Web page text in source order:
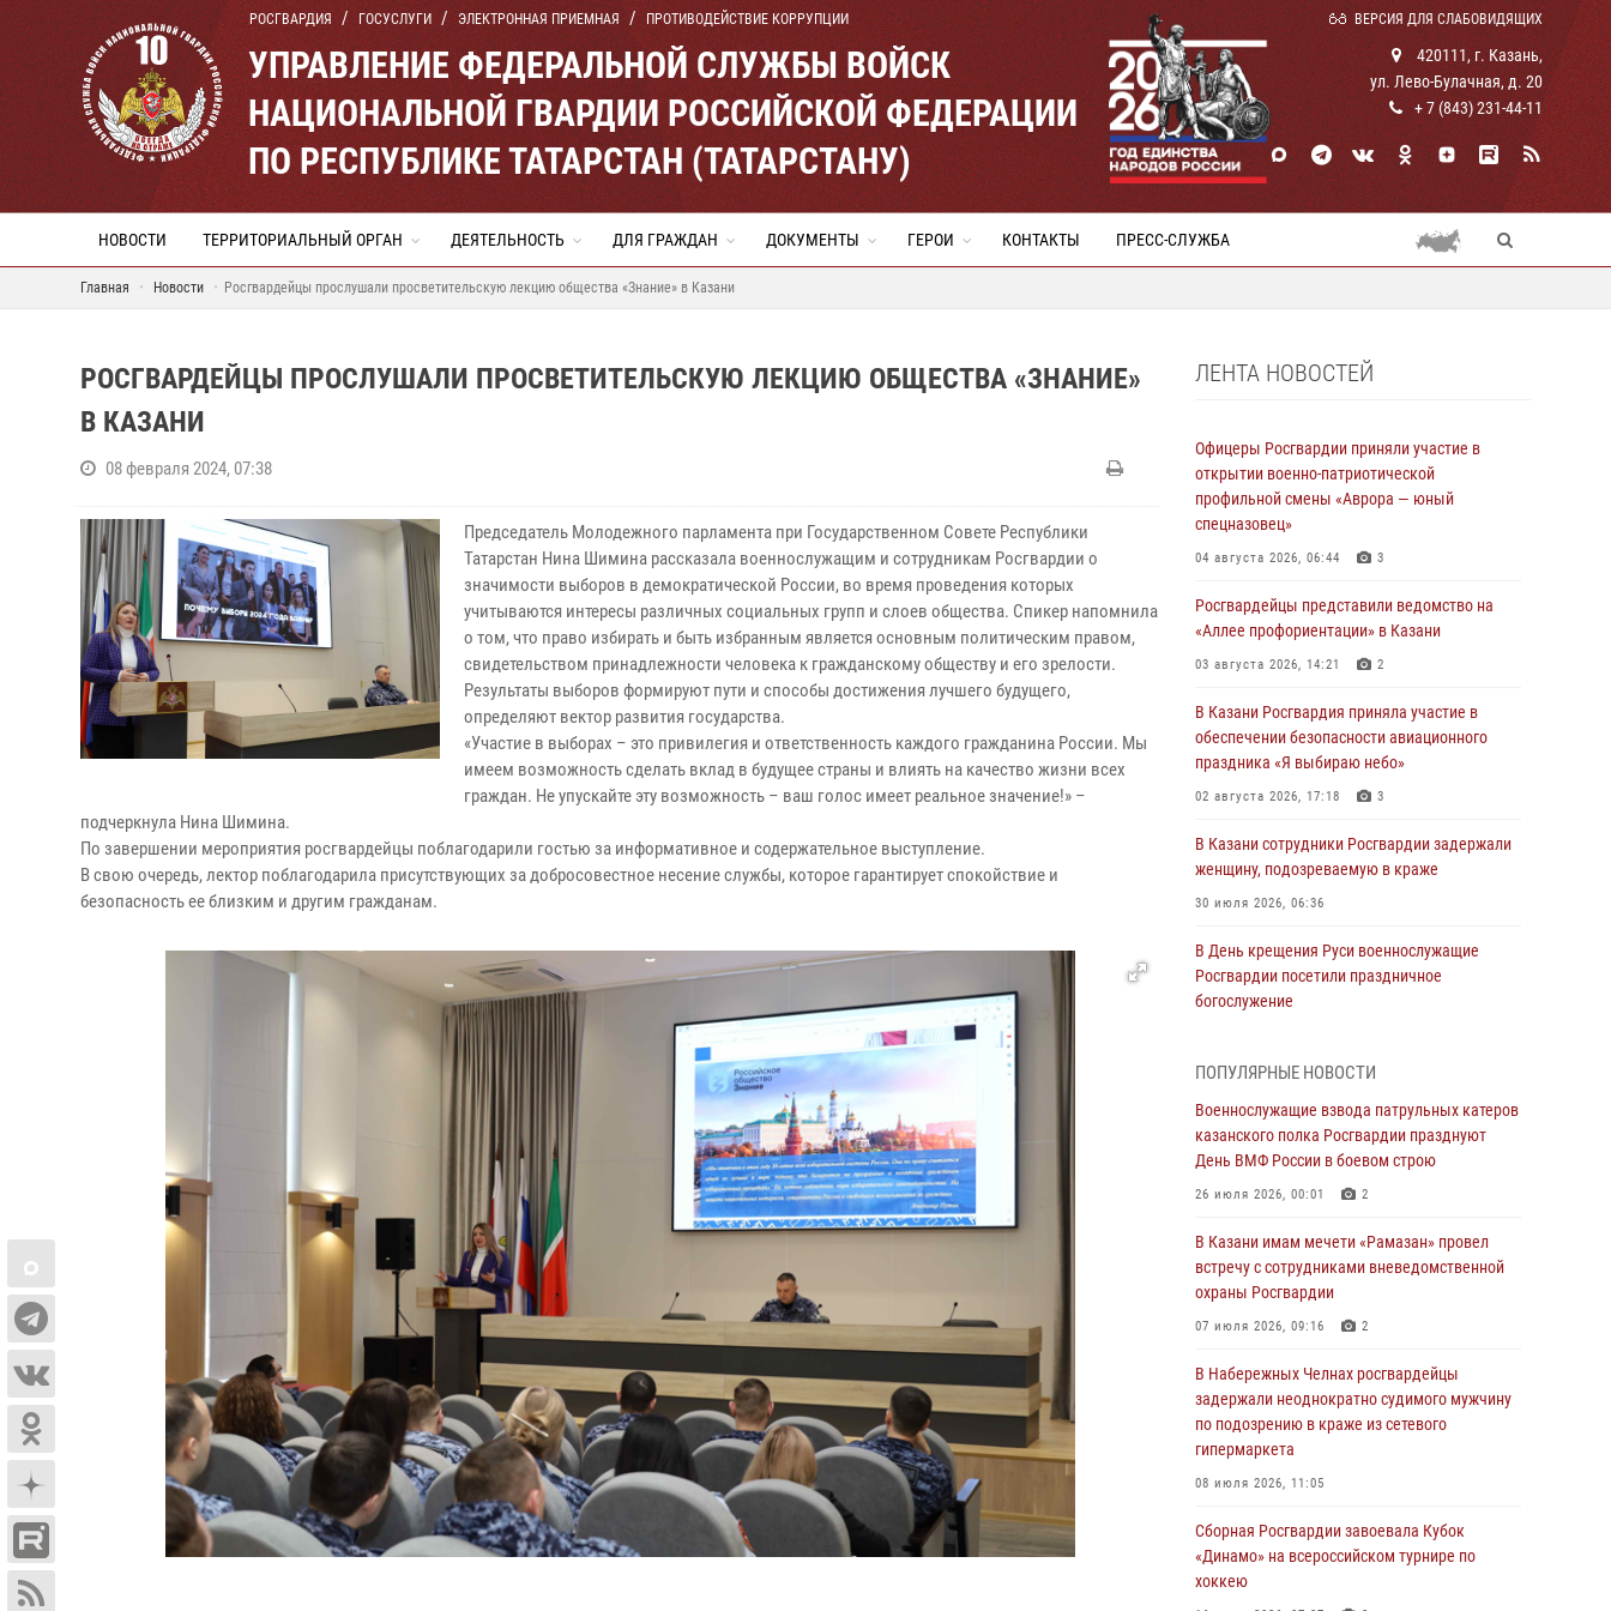
РОСГВАРДИЯ ГОСУСЛУГИ ЭЛЕКТРОННАЯ ПРИЕМНАЯ ПРОТИВОДЕЙСТВИЕ КОРРУПЦИИ ВЕРСИЯ ДЛЯ СЛАБОВИДЯЩИХ
УПРАВЛЕНИЕ ФЕДЕРАЛЬНОЙ СЛУЖБЫ ВОЙСК
НАЦИОНАЛЬНОЙ ГВАРДИИ РОССИЙСКОЙ ФЕДЕРАЦИИ
ПО РЕСПУБЛИКЕ ТАТАРСТАН (ТАТАРСТАНУ)
420111, г. Казань,
ул. Лево-Булачная, д. 20
+ 7 (843) 231-44-11
НОВОСТИ ТЕРРИТОРИАЛЬНЫЙ ОРГАН ДЕЯТЕЛЬНОСТЬ ДЛЯ ГРАЖДАН ДОКУМЕНТЫ ГЕРОИ КОНТАКТЫ ПРЕСС-СЛУЖБА
Главная Новости Росгвардейцы прослушали просветительскую лекцию общества «Знание» в Казани
РОСГВАРДЕЙЦЫ ПРОСЛУШАЛИ ПРОСВЕТИТЕЛЬСКУЮ ЛЕКЦИЮ ОБЩЕСТВА «ЗНАНИЕ»
В КАЗАНИ
08 февраля 2024, 07:38
Председатель Молодежного парламента при Государственном Совете Республики
Татарстан Нина Шимина рассказала военнослужащим и сотрудникам Росгвардии о
значимости выборов в демократической России, во время проведения которых
учитываются интересы различных социальных групп и слоев общества. Спикер напомнила
о том, что право избирать и быть избранным является основным политическим правом,
свидетельством принадлежности человека к гражданскому обществу и его зрелости.
Результаты выборов формируют пути и способы достижения лучшего будущего,
определяют вектор развития государства.
«Участие в выборах – это привилегия и ответственность каждого гражданина России. Мы
имеем возможность сделать вклад в будущее страны и влиять на качество жизни всех
граждан. Не упускайте эту возможность – ваш голос имеет реальное значение!» –
подчеркнула Нина Шимина.
По завершении мероприятия росгвардейцы поблагодарили гостью за информативное и содержательное выступление.
В свою очередь, лектор поблагодарила присутствующих за добросовестное несение службы, которое гарантирует спокойствие и
безопасность ее близким и другим гражданам.
ЛЕНТА НОВОСТЕЙ
Офицеры Росгвардии приняли участие в
открытии военно-патриотической
профильной смены «Аврора — юный
спецназовец»
04 августа 2026, 06:44 3
Росгвардейцы представили ведомство на
«Аллее профориентации» в Казани
03 августа 2026, 14:21 2
В Казани Росгвардия приняла участие в
обеспечении безопасности авиационного
праздника «Я выбираю небо»
02 августа 2026, 17:18 3
В Казани сотрудники Росгвардии задержали
женщину, подозреваемую в краже
30 июля 2026, 06:36
В День крещения Руси военнослужащие
Росгвардии посетили праздничное
богослужение
Военнослужащие взвода патрульных катеров
казанского полка Росгвардии празднуют
День ВМФ России в боевом строю
26 июля 2026, 00:01 2
«бронзу» в окружном этапе конкурса
профессионального мастерства
24 июля 2026, 15:05
концерт певицы Кристины Соколовской
23 июля 2026, 10:22 2
В Нижнекамске сотрудники Росгвардии
задержали подозреваемого в краже
В Казани Росгвардия приняла участие в
обеспечении безопасности крестного хода и
ПОПУЛЯРНЫЕ НОВОСТИ
Военнослужащие взвода патрульных катеров
казанского полка Росгвардии празднуют
День ВМФ России в боевом строю
26 июля 2026, 00:01 2
В Казани имам мечети «Рамазан» провел
встречу с сотрудниками вневедомственной
охраны Росгвардии
07 июля 2026, 09:16 2
В Набережных Челнах росгвардейцы
задержали неоднократно судимого мужчину
по подозрению в краже из сетевого
гипермаркета
08 июля 2026, 11:05
Сборная Росгвардии завоевала Кубок
«Динамо» на всероссийском турнире по
хоккею